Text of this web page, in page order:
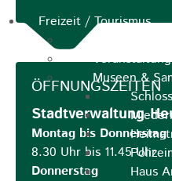
Freizeit / Tourismus
Museen &
Schloss
Haus
ÖFFNUNGSZEITEN
Stadtverwaltung
Montag bis Donnerstag
8.30 Uhr bis 11.45 Uhr
Donnerstag